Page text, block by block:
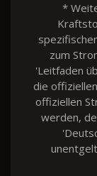
*
zum
'Leitfaden
die
offiziellen
werden,